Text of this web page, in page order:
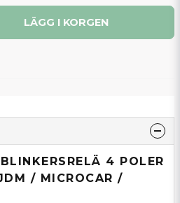
LÄGG I KORGEN
4 POLER
/ MICROCAR /